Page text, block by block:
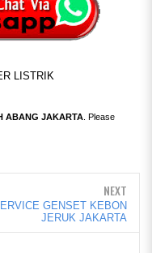
LISTRIK
ABANG JAKARTA . Please
NEXT
GENSET KEBON
JERUK JAKARTA